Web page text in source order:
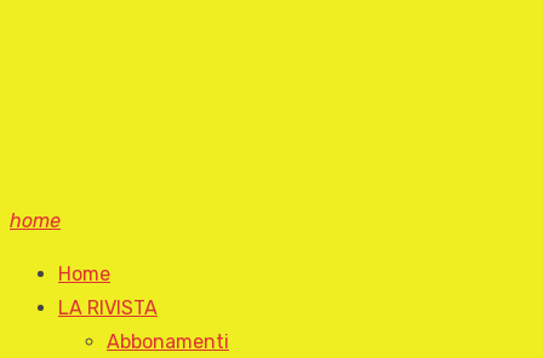
home
Home
LA RIVISTA
Abbonamenti